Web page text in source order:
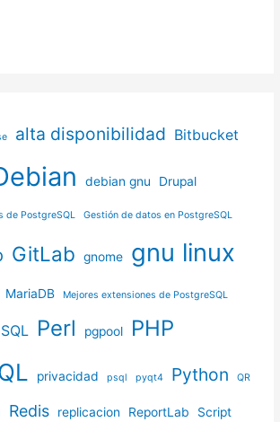
alta disponibilidad Bitbucket
debian gnu Drupal
de PostgreSQL Gestión de datos en PostgreSQL
GitLab gnome gnu linux
MariaDB Mejores extensiones de PostgreSQL
Perl pgpool PHP
privacidad psql pyqt4 Python QR
Redis replicacion ReportLab Script